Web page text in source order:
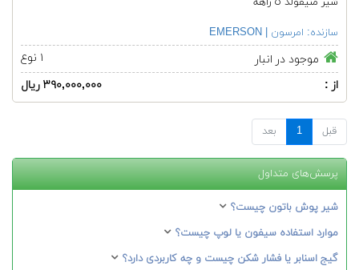
سازنده: امرسون | EMERSON
موجود در انبار
۱ نوع
از :
۳۹۰,۰۰۰,۰۰۰ ریال
قبل 1 بعد
پرسش‌های متداول
شیر پوش باتون چیست؟
موارد استفاده سیفون یا لوپ چیست؟
گیج اسنابر یا فشار شکن چیست و چه کاربردی دارد؟